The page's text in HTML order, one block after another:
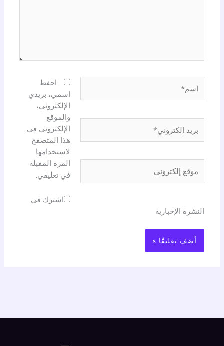
إلكتروني*
إلكتروني
احفظ
اسمي، بريدي
الإلكتروني،
والموقع
الإلكتروني في
هذا المتصفح
لاستخدامها
المرة المقبلة
في تعليقي.
اشترك في
النشرة الإخبارية